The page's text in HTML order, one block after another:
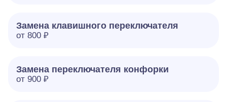
Замена клавишного переключателя
от 800 ₽
Замена переключателя конфорки
от 900 ₽